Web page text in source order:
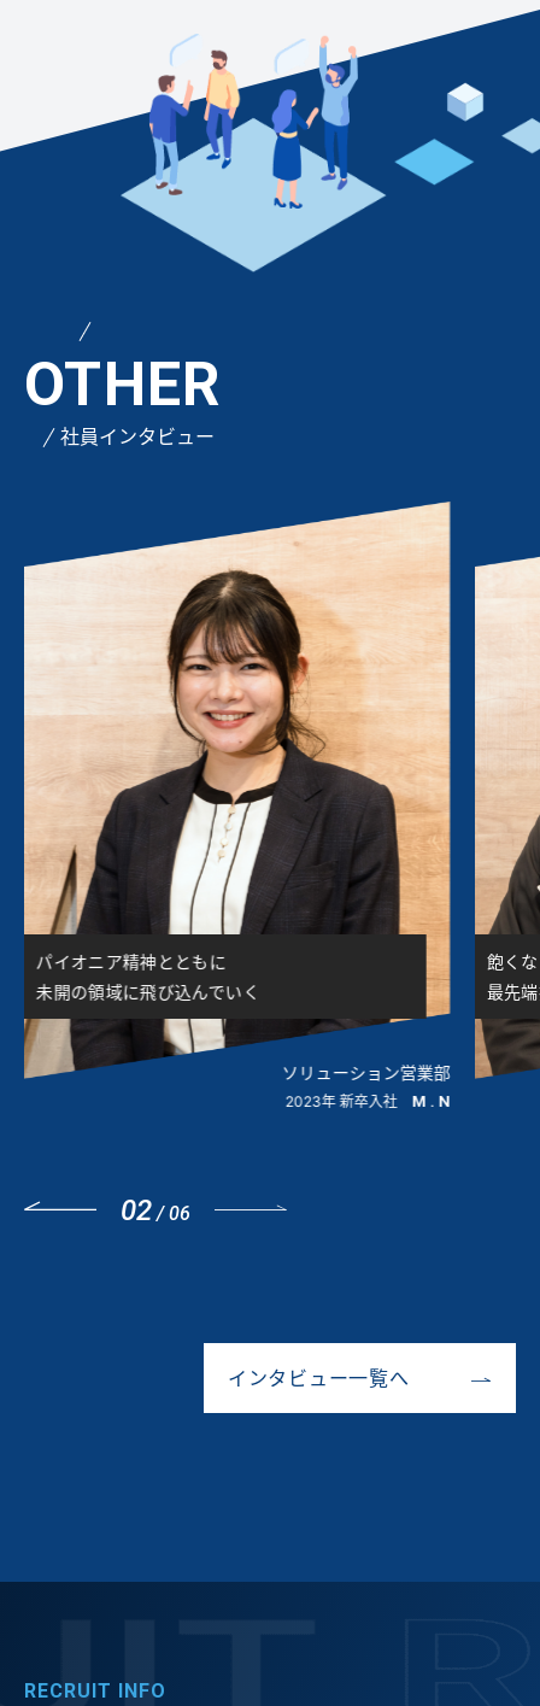
OTHER
社員インタビュー
飽くなき探究心を武器に
最先端技術に挑み続ける
ドライビングシュミレータ部 主任
2015年 新卒入社T . U
「あ
信頼
03/06
インタビュー一覧へ
RECRUIT INFO